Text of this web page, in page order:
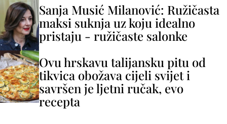
Sanja Musić Milanović: Ružičasta
maksi suknja uz koju idealno
pristaju - ružičaste salonke
Ovu hrskavu talijansku pitu od
tikvica obožava cijeli svijet i
savršen je ljetni ručak, evo
recepta